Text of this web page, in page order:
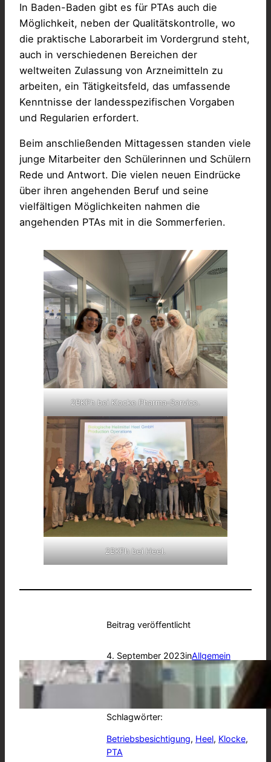
In Baden-Baden gibt es für PTAs auch die
Möglichkeit, neben der Qualitätskontrolle, wo
die praktische Laborarbeit im Vordergrund steht,
auch in verschiedenen Bereichen der
weltweiten Zulassung von Arzneimitteln zu
arbeiten, ein Tätigkeitsfeld, das umfassende
Kenntnisse der landesspezifischen Vorgaben
und Regularien erfordert.
Beim anschließenden Mittagessen standen viele
junge Mitarbeiter den Schülerinnen und Schülern
Rede und Antwort. Die vielen neuen Eindrücke
über ihren angehenden Beruf und seine
vielfältigen Möglichkeiten nahmen die
angehenden PTAs mit in die Sommerferien.
2BKPh bei Klocke Pharma-Service.
2BKPh bei Heel.
Beitrag veröffentlicht
4. September 2023inAllgemein
von BSA
Schlagwörter:
Betriebsbesichtigung, Heel, Klocke
PTA